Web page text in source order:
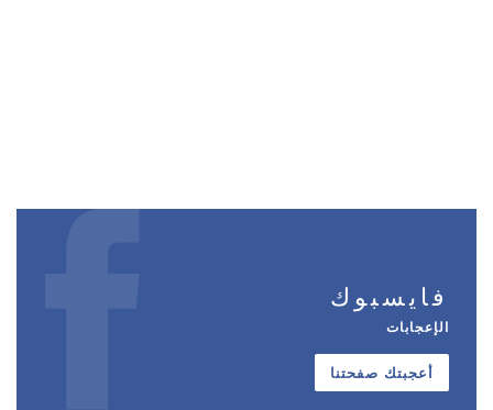
فايسبوك
الإعجابات
أعجبتك صفحتنا